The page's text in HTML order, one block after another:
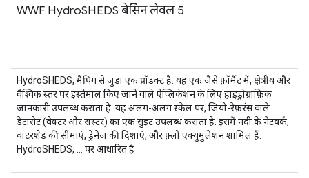
WWF HydroSHEDS बेसिन लेवल 5
HydroSHEDS, मैपिंग से जुड़ा एक प्रॉडक्ट है. यह एक जैसे फ़ॉर्मैट में, क्षेत्रीय और
वैश्विक स्तर पर इस्तेमाल किए जाने वाले ऐप्लिकेशन के लिए हाइड्रोग्राफ़िक
जानकारी उपलब्ध कराता है. यह अलग-अलग स्केल पर, जियो-रेफ़रंस वाले
डेटासेट (वेक्टर और रास्टर) का एक सुइट उपलब्ध कराता है. इसमें नदी के नेटवर्क,
वाटरशेड की सीमाएं, ड्रेनेज की दिशाएं, और फ़्लो एक्युमुलेशन शामिल हैं.
HydroSHEDS, … पर आधारित है